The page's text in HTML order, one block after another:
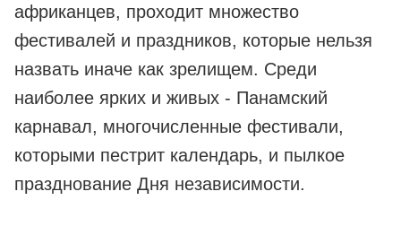
африканцев, проходит множество
фестивалей и праздников, которые нельзя
назвать иначе как зрелищем. Среди
наиболее ярких и живых - Панамский
карнавал, многочисленные фестивали,
которыми пестрит календарь, и пылкое
празднование Дня независимости.